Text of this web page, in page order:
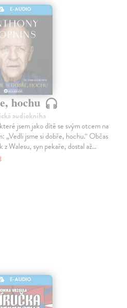
E-AUDIO
hochu
audiokniha
jsem jako dítě se svým otcem na
„Vedli jsme si dobře, hochu.“ Občas
z Walesu, syn pekaře, dostal až…
E-AUDIO